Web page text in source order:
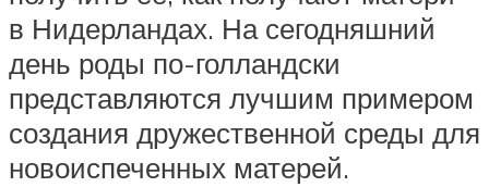
в Нидерландах. На сегодняшний
день роды по-голландски
представляются лучшим примером
создания дружественной среды для
новоиспеченных матерей.